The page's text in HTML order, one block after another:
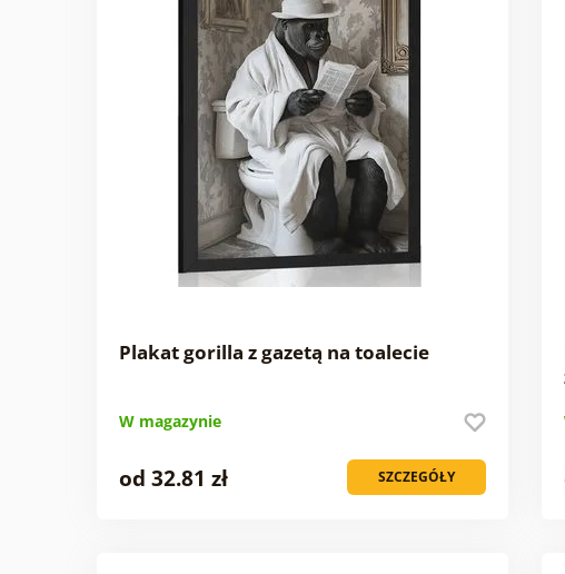
Plakat gorilla z gazetą na toalecie
W magazynie
SZCZEGÓŁY
od 32.81 zł